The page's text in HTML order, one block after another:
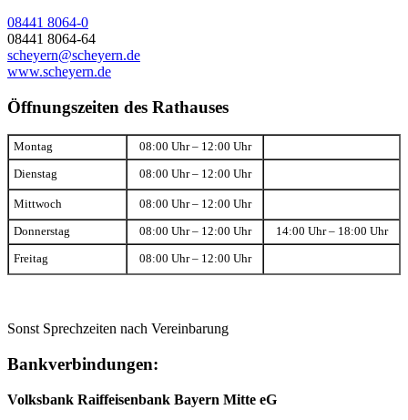
08441 8064-0
08441 8064-64
scheyern@scheyern.de
www.scheyern.de
Öffnungszeiten des Rathauses
Montag 08:00 Uhr – 12:00 Uhr
Dienstag 08:00 Uhr – 12:00 Uhr
Mittwoch 08:00 Uhr – 12:00 Uhr
Donnerstag 08:00 Uhr – 12:00 Uhr 14:00 Uhr – 18:00 Uhr
Freitag 08:00 Uhr – 12:00 Uhr
Sonst Sprechzeiten nach Vereinbarung
Bankverbindungen:
Volksbank Raiffeisenbank Bayern Mitte eG